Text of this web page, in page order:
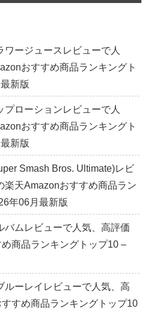
ワージュースレビューで人
おすすめ商品ランキングト
新版
プローションレビューで人
おすすめ商品ランキングト
新版
Smash Bros. Ultimate)レビ
楽天Amazonおすすめ商品ラン
年06月最新版
バムレビューで人気、高評価
商品ランキングトップ10 –
ルーレイレビューで人気、高
すめ商品ランキングトップ10